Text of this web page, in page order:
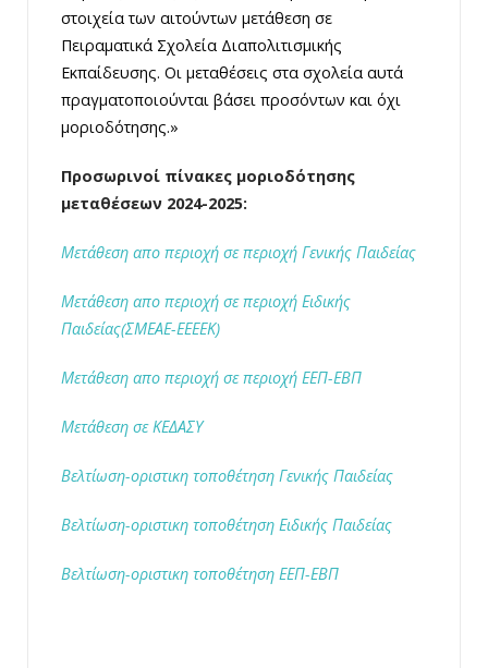
στοιχεία των αιτούντων μετάθεση σε
Πειραματικά Σχολεία Διαπολιτισμικής
Εκπαίδευσης. Οι μεταθέσεις στα σχολεία αυτά
πραγματοποιούνται βάσει προσόντων και όχι
μοριοδότησης.»
Προσωρινοί πίνακες μοριοδότησης
μεταθέσεων 2024-2025:
Μετάθεση απο περιοχή σε περιοχή Γενικής Παιδείας
Μετάθεση απο περιοχή σε περιοχή Ειδικής
Παιδείας(ΣΜΕΑΕ-ΕΕΕΕΚ)
Μετάθεση απο περιοχή σε περιοχή ΕΕΠ-ΕΒΠ
Μετάθεση σε ΚΕΔΑΣΥ
Βελτίωση-οριστικη τοποθέτηση Γενικής Παιδείας
Βελτίωση-οριστικη τοποθέτηση Ειδικής Παιδείας
Βελτίωση-οριστικη τοποθέτηση ΕΕΠ-ΕΒΠ